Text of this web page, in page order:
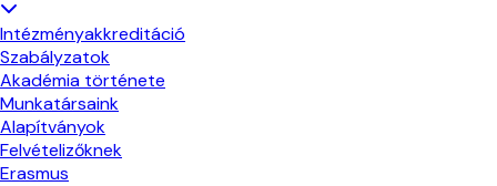
Intézményakkreditáció
Szabályzatok
Akadémia története
Munkatársaink
Alapítványok
Felvételizőknek
Erasmus